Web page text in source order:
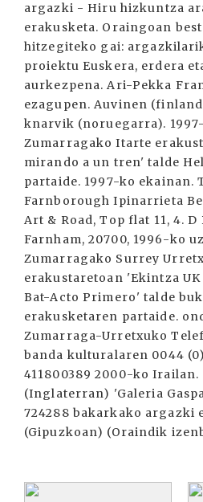
argazki - Hiru hizkuntza
erakusketa. Oraingoan
hitzegiteko gai:
proiektu Euskera, erdera
aurkezpena. Ari-Pekka
ezagupen. Auvinen
knarvik (noruegarra).
Zumarragako Itarte
mirando a un tren' talde
partaide. 1997-ko ekainan.
Farnborough Ipinarrieta
Art & Road, Top flat 11, 4. D
Farnham, 20700, 1996-ko
Zumarragako Surrey
erakustaretoan 'Ekintza
Bat-Acto Primero' talde
erakusketaren partaide.
Zumarraga-Urretxuko
banda kulturalaren 0044
411800389 2000-ko Irailan.
(Inglaterran) 'Galeria
724288 bakarkako argazki
(Gipuzkoan) (Oraindik